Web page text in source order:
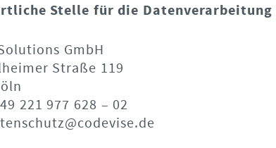
Stelle für die Datenverarbeitung
GmbH
Straße 119
221 977 628 – 02